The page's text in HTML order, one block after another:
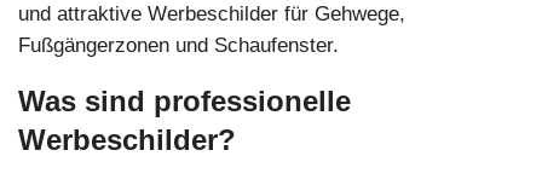
und attraktive Werbeschilder für Gehwege,
Fußgängerzonen und Schaufenster.
Was sind professionelle
Werbeschilder?